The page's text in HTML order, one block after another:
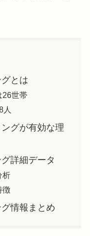
とは
26世帯
人
グが有効な理
詳細データ
析
徴
情報まとめ